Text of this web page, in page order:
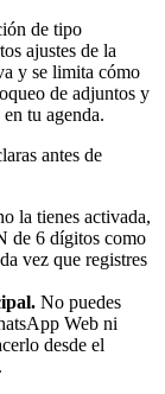
de tipo
ajustes de la
y se limita cómo
de adjuntos y
tu agenda.
antes de
la tienes activada,
de 6 dígitos como
vez que registres
No puedes
Web ni
desde el